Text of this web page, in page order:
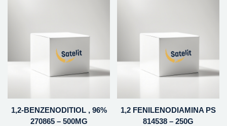
1,2-BENZENODITIOL , 96%
270865 – 500MG
1,2 FENILENODIAMINA PS
814538 – 250G